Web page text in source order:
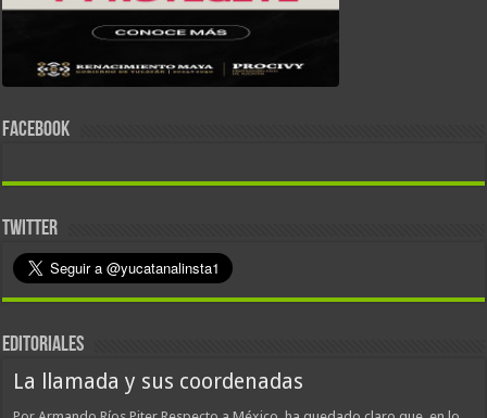
FACEBOOK
TWITTER
EDITORIALES
La llamada y sus coordenadas